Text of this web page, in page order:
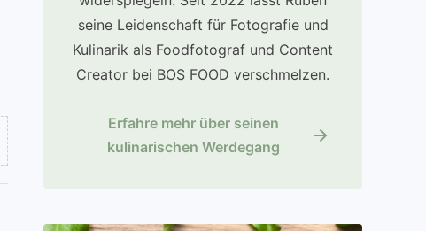
seine Leidenschaft für Fotografie und
Kulinarik als Foodfotograf und Content
Creator bei BOS FOOD verschmelzen.
Erfahre mehr über seinen
kulinarischen Werdegang